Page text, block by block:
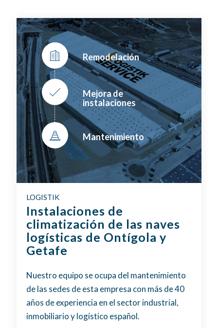
Remodelación
Mejora de
instalaciones
Mantenimiento
LOGISTIK
Instalaciones de
climatización de las naves
logísticas de Ontígola y
Getafe
Nuestro equipo se ocupa del mantenimiento
de las sedes de esta empresa con más de 40
años de experiencia en el sector industrial,
inmobiliario y logístico español.